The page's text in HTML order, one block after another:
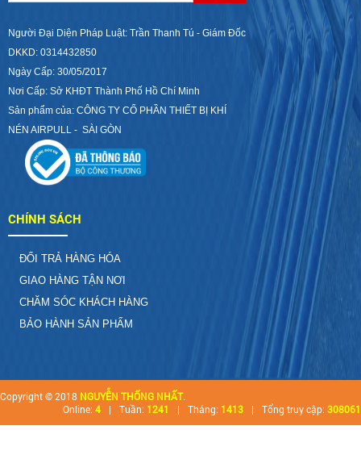
Người Đại Diện Pháp Luật: Trần Thanh Tú - Giám Đốc
DKKD: 0314432850
Ngày Cấp: 30/05/2017
Nơi Cấp: Sở KHĐT Thành Phố Hồ Chí Minh
Sản phẩm của: CÔNG TY CỔ PHẦN THIẾT BỊ KHÍ
NÉN AIRPULL - SÀI GÒN
CHÍNH SÁCH
ĐỔI TRẢ HÀNG HÓA
GIAO HÀNG TẬN NƠI
CHĂM SÓC KHÁCH HÀNG
BẢO HÀNH SẢN PHẨM
Copyright © 2018 NGUYỄN THỐNG NHẤT.
Online: 4 | Tuần: 1241 | Tháng: 1413 | Tổng truy cập: 308061